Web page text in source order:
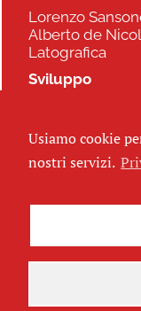
Lorenzo
Alberto de
Latografica
Sviluppo
Seguici
Usiamo cookie
nostri servizi.